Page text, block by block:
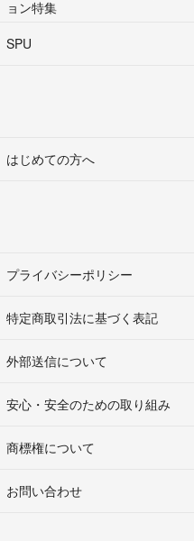
ョン特集
SPU
はじめての方へ
プライバシーポリシー
特定商取引法に基づく表記
外部送信について
安心・安全のための取り組み
商標権について
お問い合わせ